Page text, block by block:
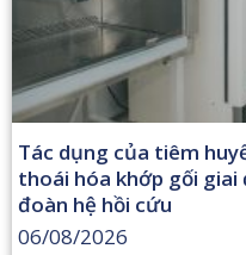
Tác dụng của tiêm
thoái hóa khớp gối
đoàn hệ hồi cứu
06/08/2026